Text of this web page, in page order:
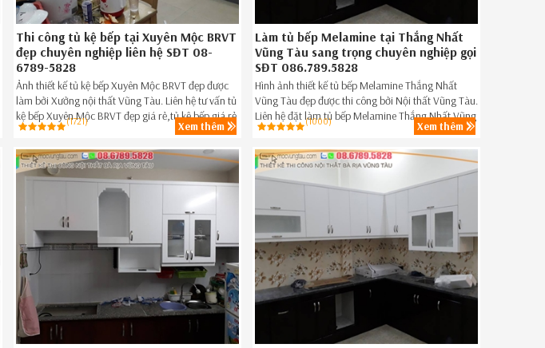
Thi công tủ kệ bếp tại Xuyên Mộc BRVT
đẹp chuyên nghiệp liên hệ SĐT 08-
6789-5828
Ảnh thiết kế tủ kệ bếp Xuyên Mộc BRVT đẹp được
làm bởi Xưởng nội thất Vũng Tàu. Liên hệ tư vấn tủ
kệ bếp Xuyên Mộc BRVT đẹp giá rẻ,tủ kệ bếp giá rẻ
Xuyên Mộc BRVT ngay hôm nay SĐT
086.789.5828.
(1721) Xem thêm
Làm tủ bếp Melamine tại Thắng Nhất
Vũng Tàu sang trọng chuyên nghiệp gọi
SĐT 086.789.5828
Hình ảnh thiết kế tủ bếp Melamine Thắng Nhất
Vũng Tàu đẹp được thi công bởi Nội thất Vũng Tàu.
Liên hệ đặt làm tủ bếp Melamine Thắng Nhất Vũng
Tàu giá rẻ,tủ bếp Melamine đẹp giá rẻ Thắng Nhất
Vũng Tàu ngay hôm nay 08-6789-5828.
(1000) Xem thêm